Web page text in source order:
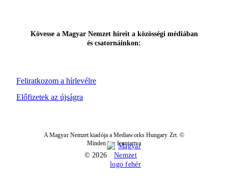
Feliratkozom a hírlevélre
Kövesse a Magyar Nemzet híreit a közösségi médiában
és csatornáinkon:
Előfizetek az újságra
A Magyar Nemzet kiadója a Mediaworks Hungary Zrt. ©
Minden jog fenntartva
© 2026